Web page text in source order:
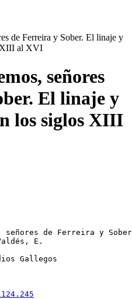
de Ferreira y Sober. El linaje y
XIII al XVI
señores
El linaje y
los siglos XIII